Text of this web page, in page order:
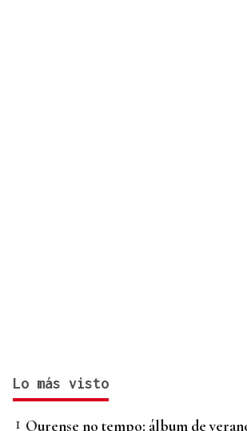
Lo más visto
Ourense no tempo: álbum de